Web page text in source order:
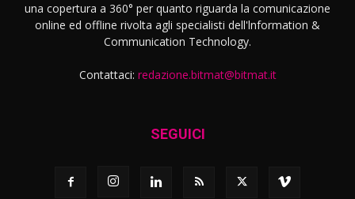
una copertura a 360° per quanto riguarda la comunicazione
online ed offline rivolta agli specialisti dell'lnformation &
Communication Technology.
Contattaci: redazione.bitmat@bitmat.it
SEGUICI